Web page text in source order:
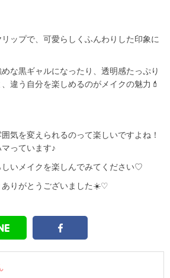
ップで、可愛らしくふんわりした印象に
な黒ギャルになったり、透明感たっぷり
違う自分を楽しめるのがメイクの魅力💄
気を変えられるのって楽しいですよね！
っています♪
いメイクを楽しんでみてください♡
ありがとうございました☀️♡